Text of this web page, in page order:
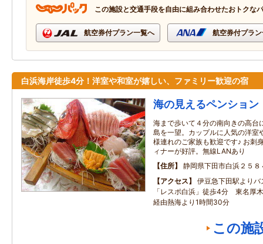
この施設と交通手段を自由に組み合わせたおトクな
航空券付プラン一覧へ 航空券付プラ
白浜海岸徒歩4分！洋室や和室が嬉しい、ファミリー歓迎の宿
海の見えるペンショ
海まで歩いて４分の南向きの高台
島を一望。カップルに人気の洋室
様連れのご家族も歓迎です♪ お刺
ィナーが好評。無線LANあり
住所
静岡県下田市白浜２５８
アクセス
伊豆急下田駅より
「レスポ白浜」徒歩4分 東名厚
経由熱海より1時間30分
この施